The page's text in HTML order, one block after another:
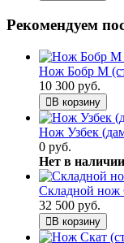
Рекомендуем
Нож Бобр М
10 300 руб.
В корзину
Нож Узбек
0 руб.
Нет в наличии
Складной нож
32 500 руб.
В корзину